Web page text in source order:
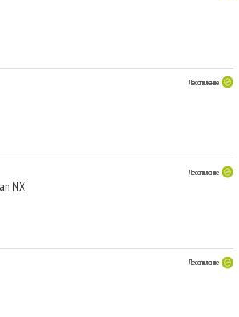
Лесопиление
Лесопиление
NX
Лесопиление